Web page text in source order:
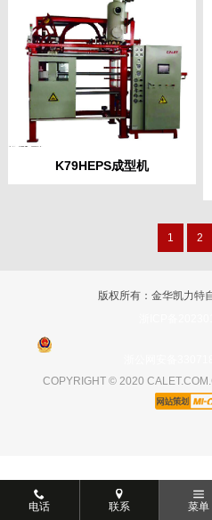
电话 联系 菜单
K79HEPS成型机
1 2
版权所有：金华凯力特
COPYRIGHT © 2020